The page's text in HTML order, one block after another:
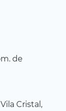
de
Cristal,